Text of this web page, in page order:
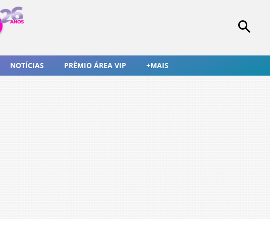
NOTÍCIAS PRÊMIO ÁREA VIP +MAIS